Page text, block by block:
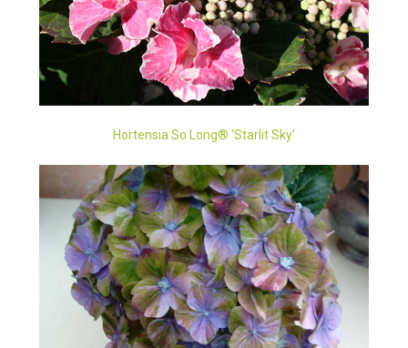
Hortensia So Long® 'Starlit Sky'